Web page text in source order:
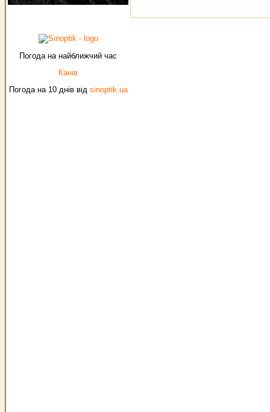
Погода на найближчий час
Канів
Погода на 10 днів від sinoptik.ua